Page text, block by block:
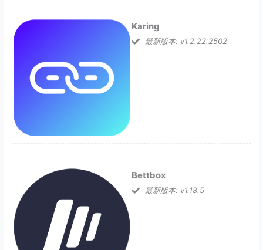
Karing
最新版本: v1.2.22.2502
Bettbox
最新版本: v1.18.5